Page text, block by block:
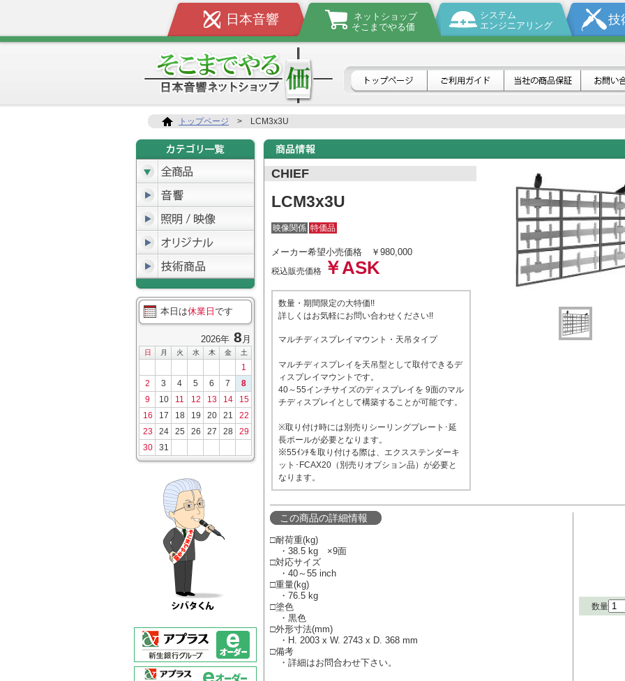
日本音響
ネットショップ
そこまでやる価
システム
エンジニアリング
技
トップページ > LCM3x3U
本日は休業日 です
2026年 8 月
日 月 火 水 木 金 土
1
2
3 4 5 6 7
8
9
10 11 12 13 14
15
16
17 18 19 20 21
22
23
24 25 26 27 28
29
30
31
CHIEF
LCM3x3U
映像関係 特価品
メーカー希望小売価格 ￥980,000
税込販売価格 ￥ASK
数量・期間限定の大特価!!
詳しくはお気軽にお問い合わせください!!
マルチディスプレイマウント・天吊タイプ
マルチディスプレイを天吊型として取付できるデ
ィスプレイマウントです。
40～55インチサイズのディスプレイを 9面のマル
チディスプレイとして構築することが可能です。
※取り付け時には別売りシーリングプレート･延
長ポールが必要となります。
※55ｲﾝﾁを取り付ける際は、エクスステンダーキ
ット･FCAX20（別売りオプション品）が必要と
なります。
この商品の詳細情報
□耐荷重(kg)
・38.5 kg ×9面
□対応サイズ
・40～55 inch
□重量(kg)
・76.5 kg
□塗色
・黒色
□外形寸法(mm)
・H. 2003 x W. 2743 x D. 368 mm
□備考
・詳細はお問合わせ下さい。
数量